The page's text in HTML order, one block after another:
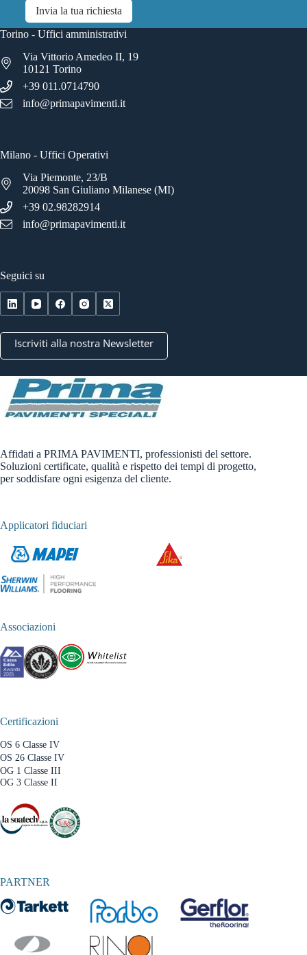
Invia la tua richiesta
Torino - Uffici amministrativi
Via Vittorio Amedeo II, 19
10121 Torino
+39 011.0714790
info@primapavimenti.it
Milano - Uffici Operativi
Via Piemonte, 23/B
20098 San Giuliano Milanese (MI)
+39 02.98282914
info@primapavimenti.it
Seguici su
Iscriviti alla nostra Newsletter
Affidati a PRIMA PAVIMENTI, professionisti del settore.
Soluzioni certificate, qualità e rispetto dei tempi di progetto,
per soddisfare ogni esigenza del cliente.
Applicatori fiduciari
Associazioni
Certificazioni
OS 6 Classe IV
OS 26 Classe IV
OG 1 Classe III
OG 3 Classe II
PARTNER